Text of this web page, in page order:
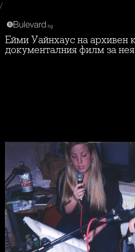
/
Ейми Уайнхаус на архивен кадър от
документалния филм за нея